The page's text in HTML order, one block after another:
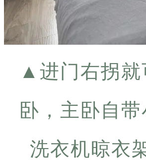
▲ 进门右拐
卧，主卧自
洗衣机晾衣